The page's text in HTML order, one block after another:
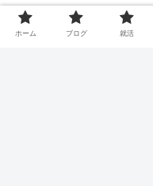
ホーム ブログ 就活